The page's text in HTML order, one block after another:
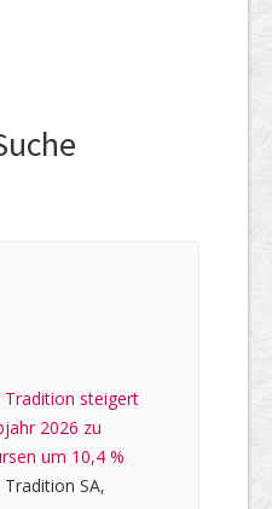
Tradition steigert
2026 zu
um 10,4 %
SA,